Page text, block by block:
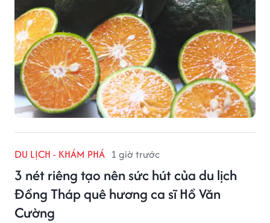
DU LỊCH - KHÁM PHÁ 1 giờ trước
3 nét riêng tạo nên sức hút của du lịch
Đồng Tháp quê hương ca sĩ Hồ Văn
Cường